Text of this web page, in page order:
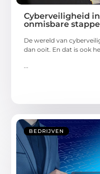
Cyberveiligheid
onmisbare
De wereld van
dan ooit. En dat is ook
...
BEDRIJVEN